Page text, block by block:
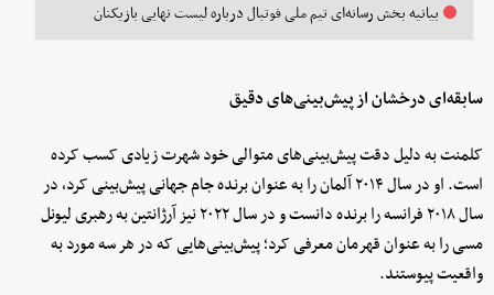
بیانیه بخش رسانه‌ای تیم ملی فوتبال درباره لیست نهایی بازیکنان
سابقه‌ای درخشان از پیش‌بینی‌های دقیق
کلمنت به دلیل دقت پیش‌بینی‌های متوالی خود شهرت زیادی کسب کرده
است. او در سال ۲۰۱۴ آلمان را به عنوان برنده جام جهانی پیش‌بینی کرد، در
سال ۲۰۱۸ فرانسه را برنده دانست و در سال ۲۰۲۲ نیز آرژانتین به رهبری لیونل
مسی را به عنوان قهرمان معرفی کرد؛ پیش‌بینی‌هایی که در هر سه مورد به
واقعیت پیوستند.